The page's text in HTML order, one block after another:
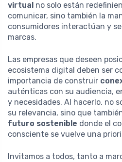
virtual no solo están
comunicar, sino también la
consumidores interactúan y
marcas.
Las empresas que deseen
ecosistema digital deben ser
importancia de construir
auténticas con su audiencia,
y necesidades. Al hacerlo, no
su relevancia, sino que
futuro sostenible donde el
consciente se vuelve una
Invitamos a todos, tanto a